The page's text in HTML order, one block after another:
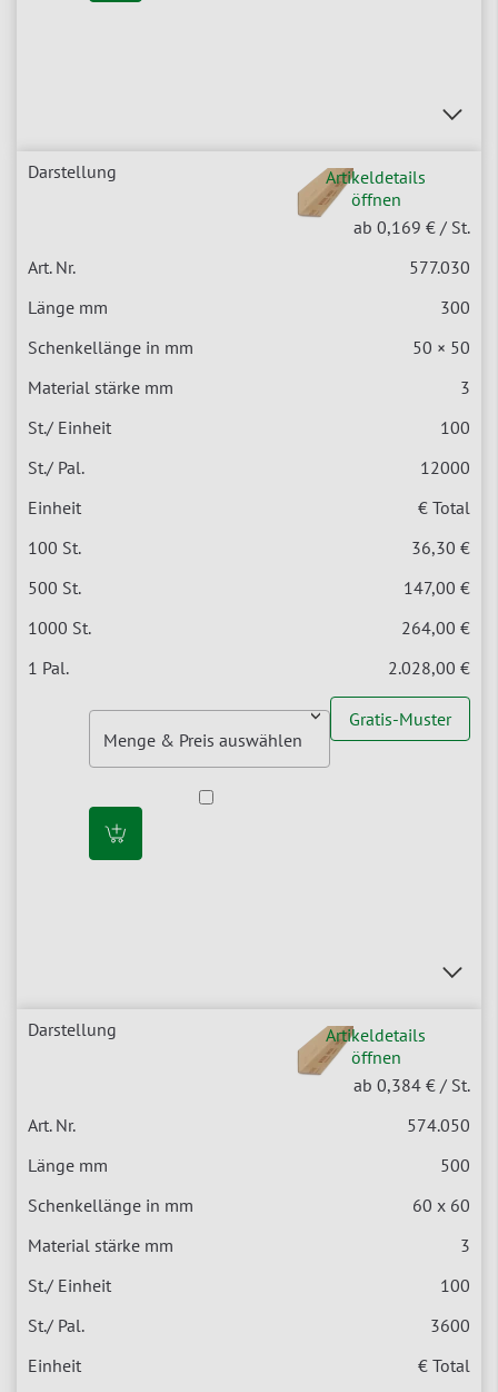
Artikeldetails
öffnen
ab 0,169 € / St.
577.030
300
50 × 50
3
100
12000
€ Total
36,30 €
147,00 €
264,00 €
2.028,00 €
Gratis-Muster
Artikeldetails
öffnen
ab 0,384 € / St.
574.050
500
60 x 60
3
100
3600
€ Total